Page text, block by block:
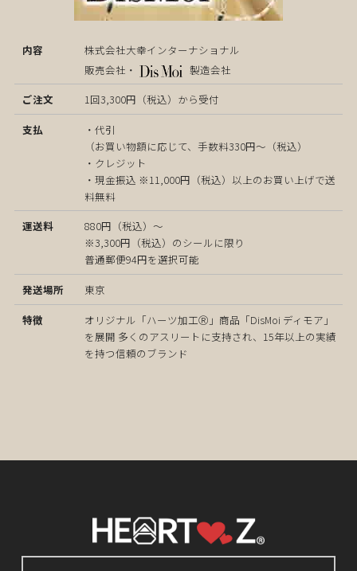
株式会社大幸インターナショナル
販売会社・
製造会社
1回3,300円（税込）から受付
・代引
（お買い物額に応じて、手数料330円～（税込）
・クレジット
・現金振込 ※11,000円（税込）以上のお買い上げで送
料無料
880円（税込）～
※3,300円（税込）のシールに限り
普通郵便94円を選択可能
東京
オリジナル「ハーツ加工Ⓡ」商品「DisMoi ディモア」
を展開 多くのアスリートに支持され、15年以上の実績
を持つ信頼のブランド